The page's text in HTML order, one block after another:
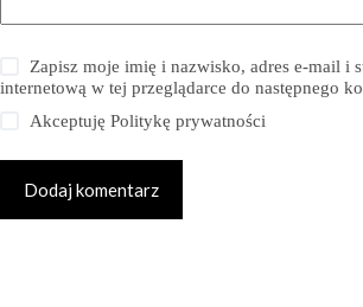
Zapisz moje imię i nazwisko, adres e-mail i
internetową w tej przeglądarce do następnego
AkceptujęPolitykę prywatności
Dodaj komentarz